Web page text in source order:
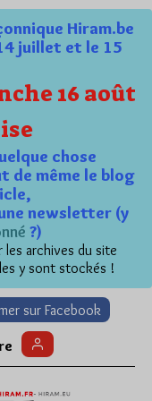
Hiram.be
juillet et le 15
16 août
chose
même le blog
newsletter (y
?)
archives du site
y sont stockés !
sur Facebook